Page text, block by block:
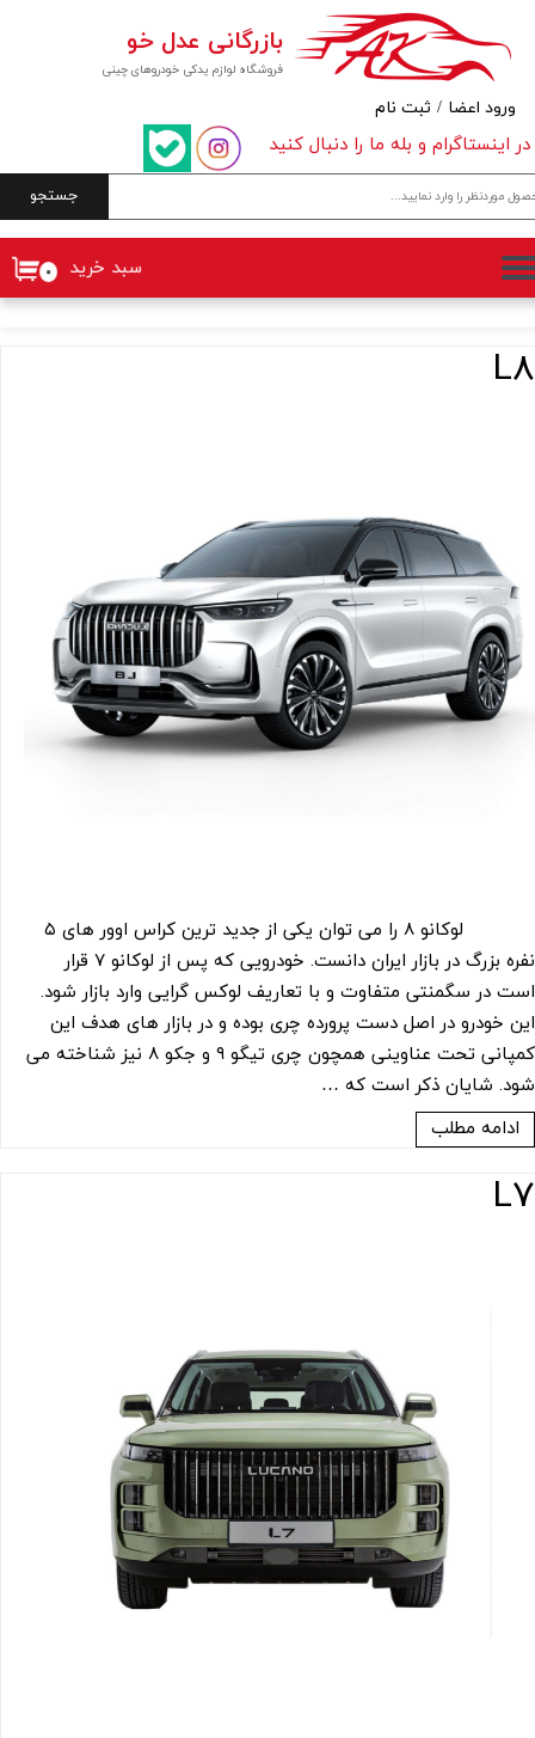
فروشگاه لوازم یدکی خودروهای چینی
بازرگانی عدل خو
جستجو
۰ سبد خرید
در اینستاگرام و بله ما را دنبال کنید
ورود اعضا / ثبت نام
حساب کاربری من
تغییر گذر واژه
سفارشات
خروج از حساب کاربری
L8
لوکانو ۸ را می توان یکی از جدید ترین کراس اوور های ۵
نفره بزرگ در بازار ایران دانست. خودرویی که پس از لوکانو ۷ قرار
است در سگمنتی متفاوت و با تعاریف لوکس گرایی وارد بازار شود.
این خودرو در اصل دست پرورده چری بوده و در بازار های هدف این
کمپانی تحت عناوینی همچون چری تیگو ۹ و جکو ۸ نیز شناخته می
شود. شایان ذکر است که …
ادامه مطلب
L7